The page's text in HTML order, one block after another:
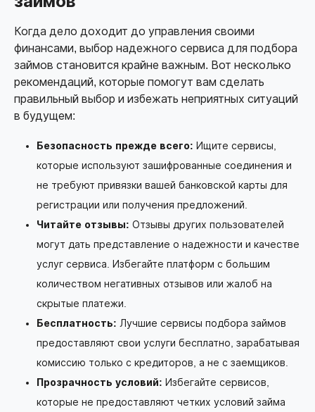
Когда дело доходит до управления своими
финансами, выбор надежного сервиса для подбора
займов становится крайне важным. Вот несколько
рекомендаций, которые помогут вам сделать
правильный выбор и избежать неприятных ситуаций
в будущем:
Безопасность прежде всего: Ищите сервисы,
которые используют зашифрованные соединения и
не требуют привязки вашей банковской карты для
регистрации или получения предложений.
Читайте отзывы: Отзывы других пользователей
могут дать представление о надежности и качестве
услуг сервиса. Избегайте платформ с большим
количеством негативных отзывов или жалоб на
скрытые платежи.
Бесплатность: Лучшие сервисы подбора займов
предоставляют свои услуги бесплатно, зарабатывая
комиссию только с кредиторов, а не с заемщиков.
Прозрачность условий: Избегайте сервисов,
которые не предоставляют четких условий займа